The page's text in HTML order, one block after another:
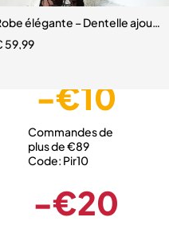
à cils et broderie
élégante – Dentelle
59,99
-€10
Commandes de
plus de €89
Code: Pir10
-€20